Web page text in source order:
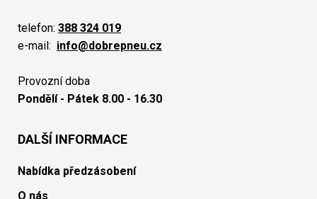
telefon: 388 324 019
e-mail: info@dobrepneu.cz
Provozní doba
Pondělí - Pátek 8.00 - 16.30
DALŠÍ INFORMACE
Nabídka předzásobení
O nás